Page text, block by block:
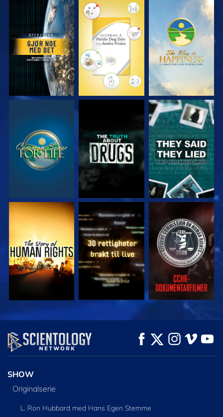
SE SE SE
SE SE
SE SE SE
SE UTFORSK SERIEN
SHOW
Originalserie
L. Ron Hubbard med Hans Egen Stemme